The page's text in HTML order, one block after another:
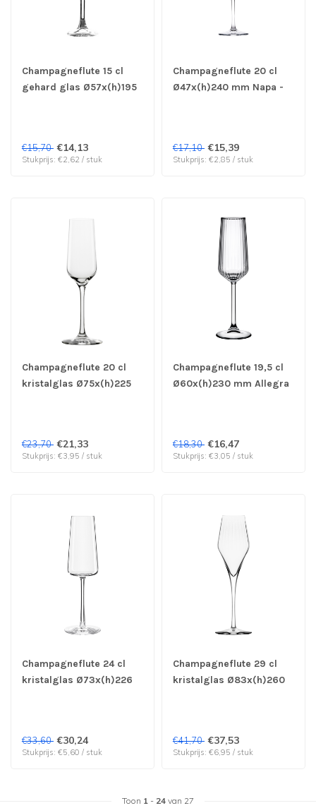
Champagneflute 15 cl
gehard glas Ø57x(h)195
€15,70 €14,13
Stukprijs: €2,62 / stuk
Champagneflute 20 cl
Ø47x(h)240 mm Napa -
€17,10 €15,39
Stukprijs: €2,85 / stuk
Champagneflute 20 cl
kristalglas Ø75x(h)225
€23,70 €21,33
Stukprijs: €3,95 / stuk
Champagneflute 19,5 cl
Ø60x(h)230 mm Allegra
€18,30 €16,47
Stukprijs: €3,05 / stuk
Champagneflute 24 cl
kristalglas Ø73x(h)226
€33,60 €30,24
Stukprijs: €5,60 / stuk
Champagneflute 29 cl
kristalglas Ø83x(h)260
€41,70 €37,53
Stukprijs: €6,95 / stuk
Toon 1 - 24 van 27